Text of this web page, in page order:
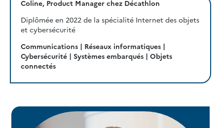
Coline, Product Manager chez Décathlon
Diplômée en 2022 de la spécialité Internet des objets
et cybersécurité
Communications | Réseaux informatiques |
Cybersécurité | Systèmes embarqués | Objets
connectés